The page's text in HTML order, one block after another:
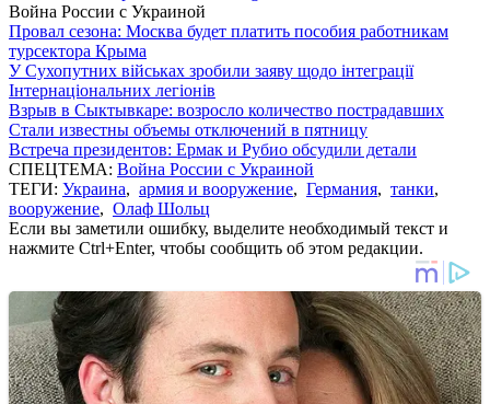
Война России с Украиной
Провал сезона: Москва будет платить пособия работникам
турсектора Крыма
У Сухопутних військах зробили заяву щодо інтеграції
Інтернаціональних легіонів
Взрыв в Сыктывкаре: возросло количество пострадавших
Стали известны объемы отключений в пятницу
Встреча президентов: Ермак и Рубио обсудили детали
СПЕЦТЕМА: Война России с Украиной
ТЕГИ: Украина, армия и вооружение, Германия, танки,
вооружение, Олаф Шольц
Если вы заметили ошибку, выделите необходимый текст и
нажмите Ctrl+Enter, чтобы сообщить об этом редакции.